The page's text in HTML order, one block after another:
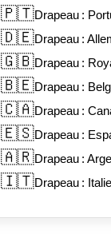
🇵🇹Drapeau :
🇩🇪Drapeau :
🇬🇧Drapeau :
🇧🇪Drapeau :
🇨🇦Drapeau :
🇪🇸Drapeau :
🇦🇷Drapeau :
🇮🇹Drapeau : Italie